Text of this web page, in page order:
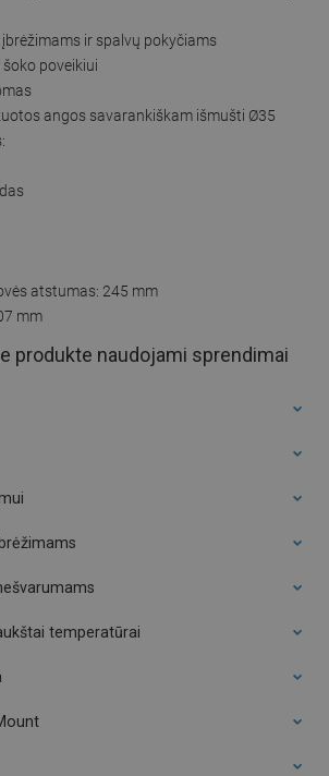
ir spalvų pokyčiams
poveikiui
angos savarankiškam išmušti Ø35
atstumas: 245 mm
mm
produkte naudojami sprendimai
temperatūrai